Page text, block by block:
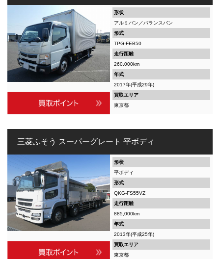
形状
アルミバン／バランスバン
形式
TPG-FEB50
走行距離
260,000km
年式
2017年(平成29年)
買取エリア
東京都
三菱ふそう スーパーグレート 平ボディ
形状
平ボディ
形式
QKG-FS55VZ
走行距離
885,000km
年式
2013年(平成25年)
買取エリア
東京都